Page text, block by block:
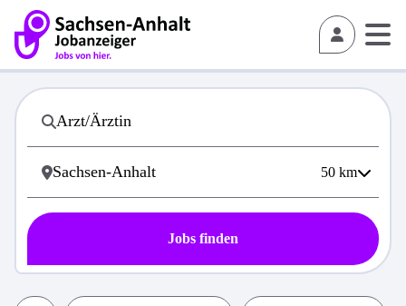
50 km
Jobs finden